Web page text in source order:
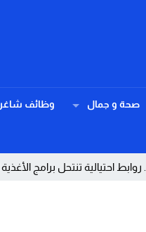
صحة و جمال وظائف
احتيالية تنتحل برامج